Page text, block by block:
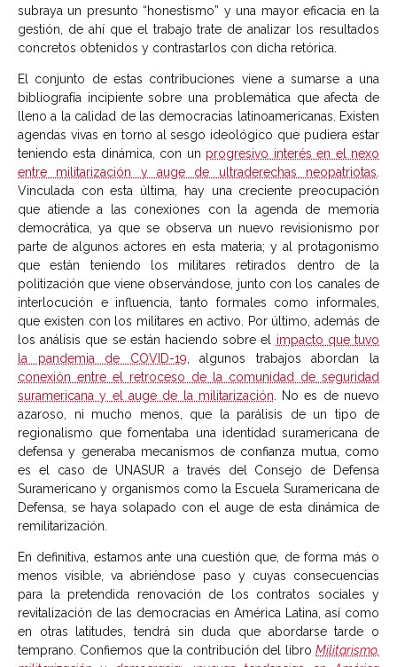
subraya un presunto “honestismo” y una mayor eficacia en la
gestión, de ahí que el trabajo trate de analizar los resultados
concretos obtenidos y contrastarlos con dicha retórica.
El conjunto de estas contribuciones viene a sumarse a una
bibliografía incipiente sobre una problemática que afecta de
lleno a la calidad de las democracias latinoamericanas. Existen
agendas vivas en torno al sesgo ideológico que pudiera estar
teniendo esta dinámica, con un progresivo interés en el nexo
entre militarización y auge de ultraderechas neopatriotas
Vinculada con esta última, hay una creciente preocupación
que atiende a las conexiones con la agenda de memoria
democrática, ya que se observa un nuevo revisionismo por
parte de algunos actores en esta materia; y al protagonismo
que están teniendo los militares retirados dentro de la
politización que viene observándose, junto con los canales de
interlocución e influencia, tanto formales como informales,
que existen con los militares en activo. Por último, además de
los análisis que se están haciendo sobre el impacto que tuvo
la pandemia de COVID-19 , algunos trabajos abordan la
conexión entre el retroceso de la comunidad de seguridad
suramericana y el auge de la militarización . No es de nuevo
azaroso, ni mucho menos, que la parálisis de un tipo de
regionalismo que fomentaba una identidad suramericana de
defensa y generaba mecanismos de confianza mutua, como
es el caso de UNASUR a través del Consejo de Defensa
Suramericano y organismos como la Escuela Suramericana de
Defensa, se haya solapado con el auge de esta dinámica de
remilitarización.
En definitiva, estamos ante una cuestión que, de forma más o
menos visible, va abriéndose paso y cuyas consecuencias
para la pretendida renovación de los contratos sociales y
revitalización de las democracias en América Latina, así como
en otras latitudes, tendrá sin duda que abordarse tarde o
temprano. Confiemos que la contribución del libro Militarismo,